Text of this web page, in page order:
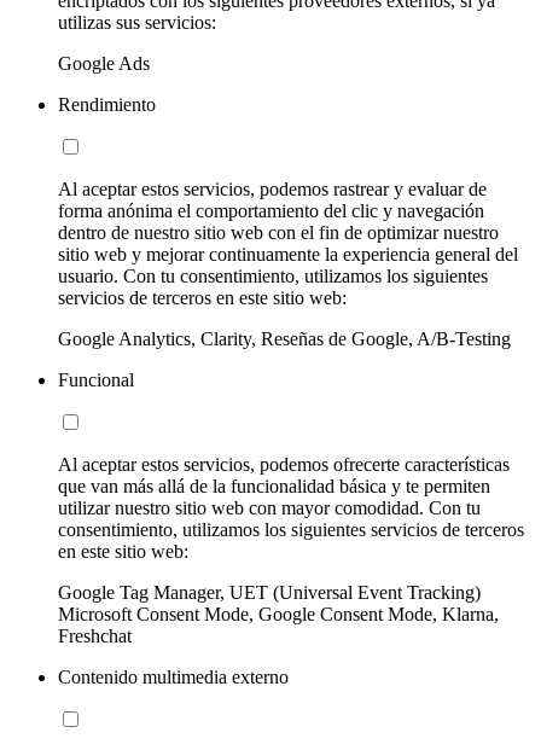
utilizas sus servicios:
Google Ads
Rendimiento
Al aceptar estos servicios, podemos rastrear y evaluar de
forma anónima el comportamiento del clic y navegación
dentro de nuestro sitio web con el fin de optimizar nuestro
sitio web y mejorar continuamente la experiencia general del
usuario. Con tu consentimiento, utilizamos los siguientes
servicios de terceros en este sitio web:
Google Analytics, Clarity, Reseñas de Google, A/B-Testing
Funcional
Al aceptar estos servicios, podemos ofrecerte características
que van más allá de la funcionalidad básica y te permiten
utilizar nuestro sitio web con mayor comodidad. Con tu
consentimiento, utilizamos los siguientes servicios de terceros
en este sitio web:
Google Tag Manager, UET (Universal Event Tracking)
Microsoft Consent Mode, Google Consent Mode, Klarna,
Freshchat
Contenido multimedia externo